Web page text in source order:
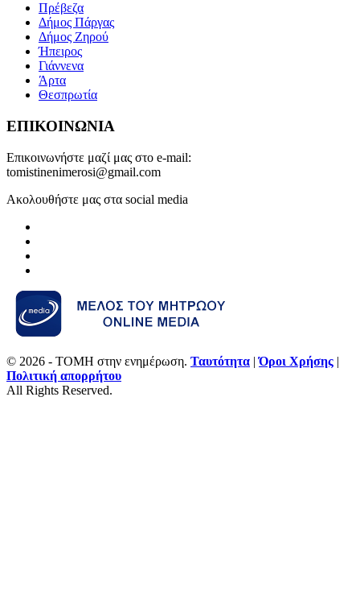
Πρέβεζα
Δήμος Πάργας
Δήμος Ζηρού
Ήπειρος
Γιάννενα
Άρτα
Θεσπρωτία
ΕΠΙΚΟΙΝΩΝΙΑ
Επικοινωνήστε μαζί μας στο e-mail:
tomistinenimerosi@gmail.com
Ακολουθήστε μας στα social media
© 2026 - ΤΟΜΗ στην ενημέρωση. Ταυτότητα |Όροι Χρήσης |
Πολιτική απορρήτου
All Rights Reserved.